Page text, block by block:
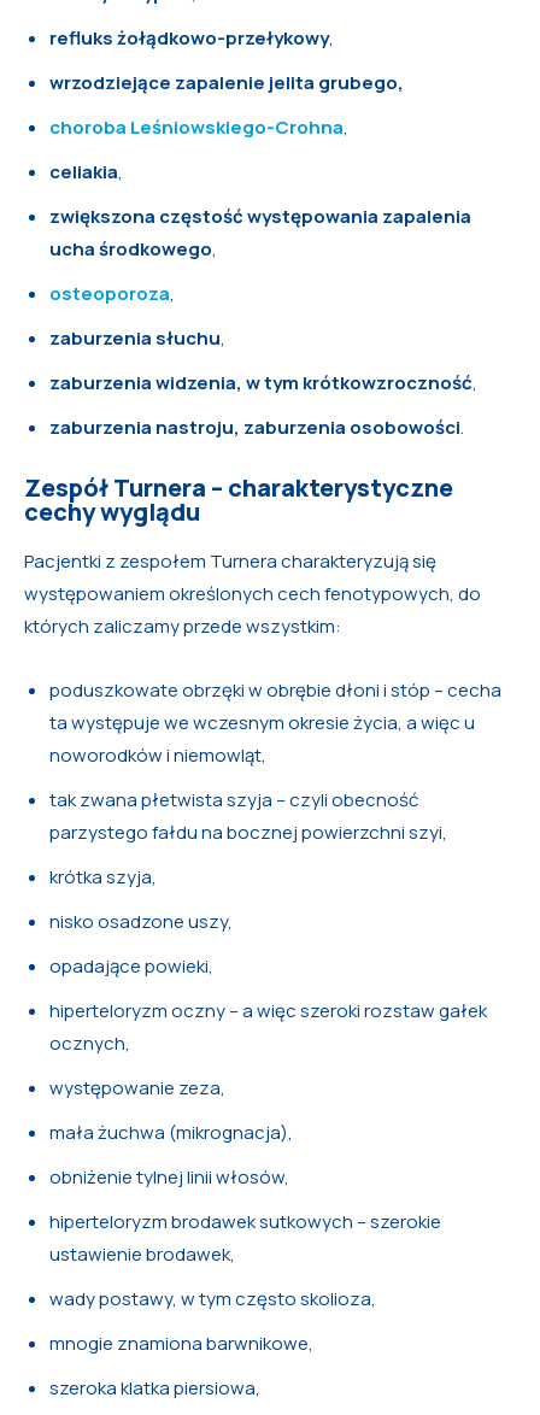
refluks żołądkowo-przełykowy,
wrzodziejące zapalenie jelita grubego,
choroba Leśniowskiego-Crohna,
celiakia,
zwiększona częstość występowania zapalenia
ucha środkowego,
osteoporoza,
zaburzenia słuchu,
zaburzenia widzenia, w tym krótkowzroczność,
zaburzenia nastroju, zaburzenia osobowości.
Zespół Turnera – charakterystyczne
cechy wyglądu
Pacjentki z zespołem Turnera charakteryzują się
występowaniem określonych cech fenotypowych, do
których zaliczamy przede wszystkim:
poduszkowate obrzęki w obrębie dłoni i stóp – cecha
ta występuje we wczesnym okresie życia, a więc u
noworodków i niemowląt,
tak zwana płetwista szyja – czyli obecność
parzystego fałdu na bocznej powierzchni szyi,
krótka szyja,
nisko osadzone uszy,
opadające powieki,
hiperteloryzm oczny – a więc szeroki rozstaw gałek
ocznych,
występowanie zeza,
mała żuchwa (mikrognacja),
obniżenie tylnej linii włosów,
hiperteloryzm brodawek sutkowych – szerokie
ustawienie brodawek,
wady postawy, w tym często skolioza,
mnogie znamiona barwnikowe,
szeroka klatka piersiowa,